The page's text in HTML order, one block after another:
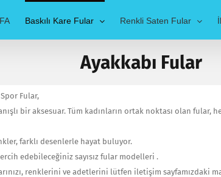
Baskılı Kare Fular Renkli Saten Fular
Ayakkabı Fular
Fular,
bir aksesuar. Tüm kadınların ortak noktası olan fular,
farklı desenlerle hayat buluyor.
edebileceğiniz sayısız fular modelleri .
renklerini ve adetlerini lütfen iletişim sayfamızdaki